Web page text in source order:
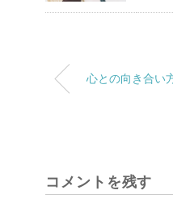
心との向き合い
コメントを残す